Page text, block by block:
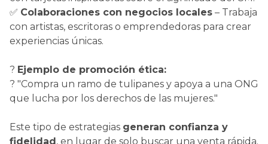
✅ Colaboraciones con negocios locales – Trabaja
con artistas, escritoras o emprendedoras para crear
experiencias únicas.
? Ejemplo de promoción ética:
? "Compra un ramo de tulipanes y apoya a una ONG
que lucha por los derechos de las mujeres."
Este tipo de estrategias generan confianza y
fidelidad, en lugar de solo buscar una venta rápida.